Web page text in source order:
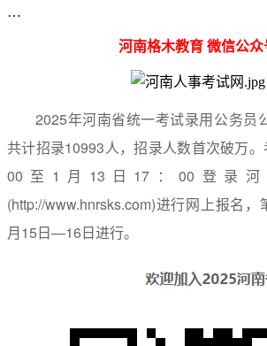
…
河南格木教育 微信公众
2025年河南省统一考试录用公务员
共计招录10993人，招录人数首次破万。
00至1月13日17：00登录
(http://www.hnrsks.com)进行网上报名
月15日—16日进行。